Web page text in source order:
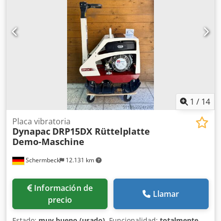
1 / 14
Schermbeck 12.131 km
Placa vibratoria
Dynapac DRP15DX Rüttelplatte
Demo-Maschine
Información de
precio
Llamar